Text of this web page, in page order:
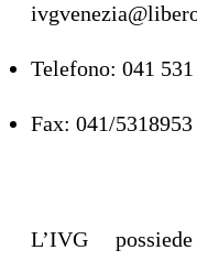
Telefono: 041
Fax: 041/5318953
L’IVG